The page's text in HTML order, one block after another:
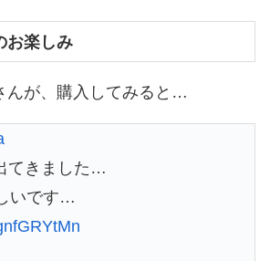
お楽しみ
んが、購入してみると…
てきました…
いです…